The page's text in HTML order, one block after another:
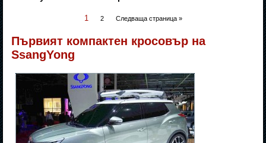
1 2 Следваща страница »
Първият компактен кросовър на
SsangYong